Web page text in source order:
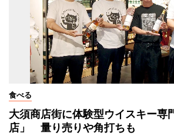
食べる
大須商店街に体験型ウイスキー専
店」 量り売りや角打ちも